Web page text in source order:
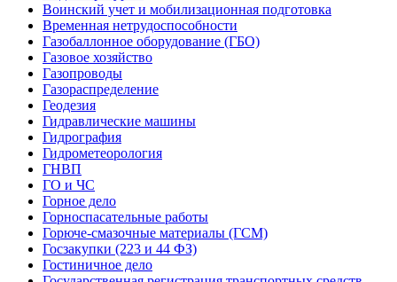
Воинский учет и мобилизационная подготовка
Временная нетрудоспособности
Газобаллонное оборудование (ГБО)
Газовое хозяйство
Газопроводы
Газораспределение
Геодезия
Гидравлические машины
Гидрография
Гидрометеорология
ГНВП
ГО и ЧС
Горное дело
Горноспасательные работы
Горюче-смазочные материалы (ГСМ)
Госзакупки (223 и 44 ФЗ)
Гостиничное дело